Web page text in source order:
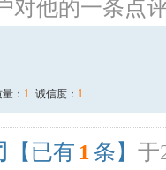
对他的一条点
： 1 诚信度： 1
【已有 1 条】 于